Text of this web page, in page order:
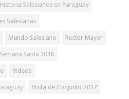
Historia Salesianos en Paraguay
Salesianas
Mundo Salesiano Rector Mayor
Semana Santa 2018
Videos
Visita de Conjunto 2017